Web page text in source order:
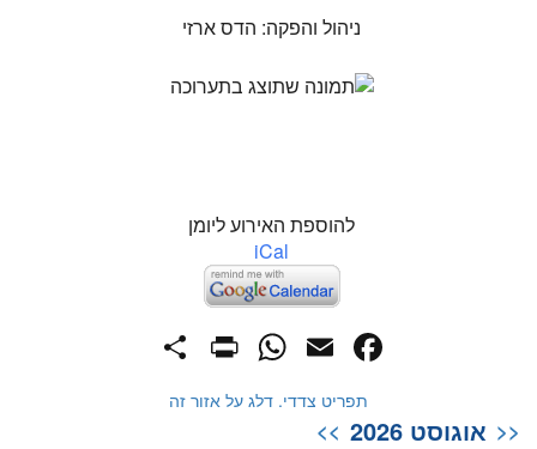
ניהול והפקה: הדס ארזי
להוספת האירוע ליומן
iCal
Facebook
Email
WhatsApp
תפריט צדדי. דלג על אזור זה
<< אוגוסט 2026 >>